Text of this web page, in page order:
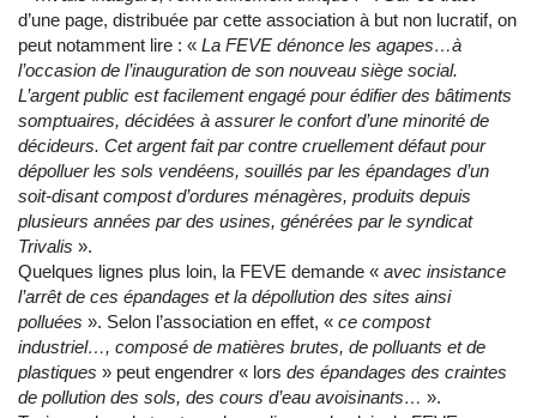
d’une page, distribuée par cette association à but non lucratif, on
peut notamment lire : « La FEVE dénonce les agapes…à
l’occasion de l’inauguration de son nouveau siège social.
L’argent public est facilement engagé pour édifier des bâtiments
somptuaires, décidées à assurer le confort d’une minorité de
décideurs. Cet argent fait par contre cruellement défaut pour
dépolluer les sols vendéens, souillés par les épandages d’un
soit-disant compost d’ordures ménagères, produits depuis
plusieurs années par des usines, générées par le syndicat
Trivalis ».
Quelques lignes plus loin, la FEVE demande « avec insistance
l’arrêt de ces épandages et la dépollution des sites ainsi
polluées ». Selon l’association en effet, « ce compost
industriel…, composé de matières brutes, de polluants et de
plastiques » peut engendrer « lors des épandages des craintes
de pollution des sols, des cours d’eau avoisinants… ».